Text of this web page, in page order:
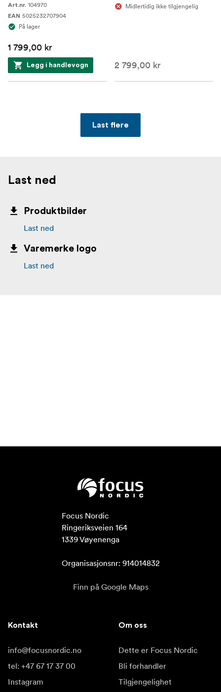
Art.nr. 104970
EAN 5025232707904
På lager
1 799,00 kr
Legg i handlevogn
Midlertidig ikke tilgjengelig
2 799,00 kr
Last flere
Last ned
Produktbilder
Last ned
Varemerke logo
Last ned
Focus Nordic
Ringeriksveien 164
1339 Vøyenenga
Organisasjonsnr: 914014832
Finn på Google Maps
Kontakt
info@focusnordic.no
tel: +47 67 17 37 00
Instagram
Om oss
Dette er Focus Nordic
Bli forhandler
Tilgjengelighet